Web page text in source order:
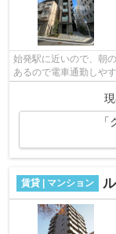
始発駅に近いので、朝
あるので電車通勤しや
賃貸 | マンション